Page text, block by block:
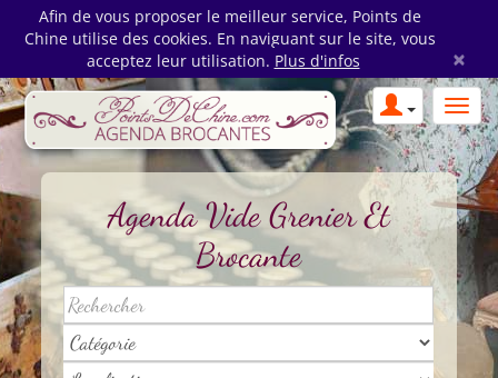
Afin de vous proposer le meilleur service, Points de
Chine utilise des cookies. En naviguant sur le site, vous
acceptez leur utilisation. Plus d'infos ×
Agenda Vide Grenier Et
Brocante